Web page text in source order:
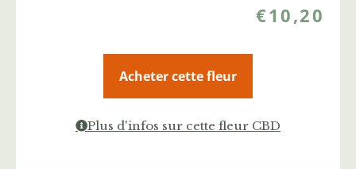
€10,20
Acheter cette fleur
Plus d'infos sur cette fleur CBD